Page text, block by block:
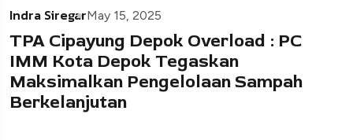
Indra SiregarMay 15, 2025
TPA Cipayung Depok Overload : PC
IMM Kota Depok Tegaskan
Maksimalkan Pengelolaan Sampah
Berkelanjutan